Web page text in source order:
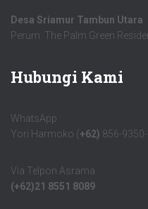
Desa Sriamur Tambun Utara
Perum. The Palm Green
Hubungi Kami
WhatsApp
Yori Harmoko (+62) 856-9350-
Via Telpon Asrama
(+62)21 8551 8089